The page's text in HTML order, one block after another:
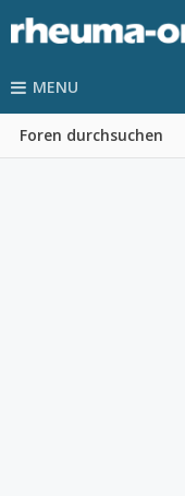
MENU
Foren durchsuchen